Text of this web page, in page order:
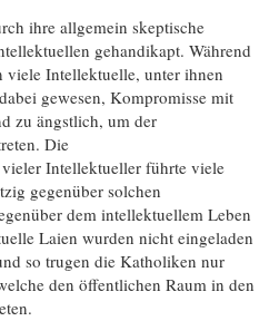
ihre allgemein skeptische
gehandikapt. Während
viele Intellektuelle, unter ihnen
gewesen, Kompromisse mit
zu ängstlich, um der
Die
Intellektueller führte viele
gegenüber solchen
dem intellektuellem Leben
Laien wurden nicht eingeladen
so trugen die Katholiken nur
den öffentlichen Raum in den